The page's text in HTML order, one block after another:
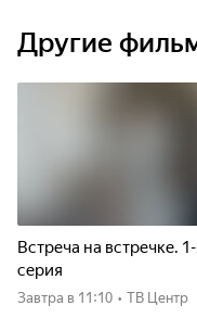
Другие
Встреча на встречке.
серия
Завтра в 11:10 • ТВ Центр